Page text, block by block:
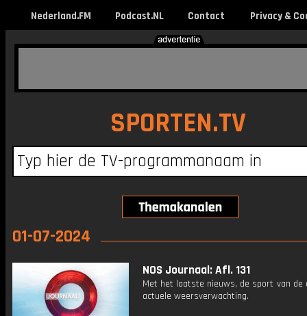
Nederland.FM Podcast.NL Contact Privacy &
SPORTEN.TV
01-07-2024
NOS Journaal: Afl. 131
Met het laatste nieuws, de sport van de
actuele weersverwachting.